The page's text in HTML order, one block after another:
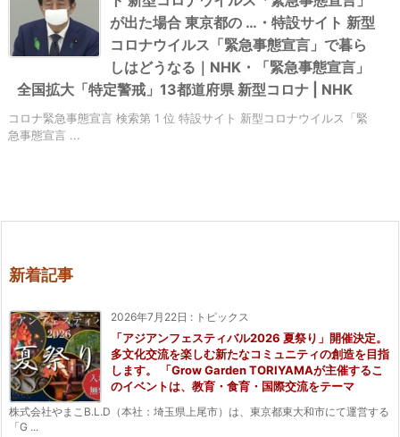
が出た場合 東京都の …・特設サイト 新型
コロナウイルス「緊急事態宣言」で暮ら
しはどうなる｜NHK・「緊急事態宣言」
全国拡大「特定警戒」13都道府県 新型コロナ | NHK
コロナ緊急事態宣言 検索第 1 位 特設サイト 新型コロナウイルス「緊
急事態宣言 ...
新着記事
2026年7月22日 : トピックス
「アジアンフェスティバル2026 夏祭り」開催決定。
多文化交流を楽しむ新たなコミュニティの創造を目指
します。 「Grow Garden TORIYAMAが主催するこ
のイベントは、教育・食育・国際交流をテーマ
株式会社やまこB.L.D（本社：埼玉県上尾市）は、東京都東大和市にて運営する
「G ...